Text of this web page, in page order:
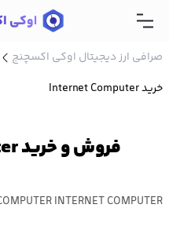
صرافی ارز دیجیتال اوکی اکسچنج
خرید Internet Computer
فروش و خرید Internet Computer